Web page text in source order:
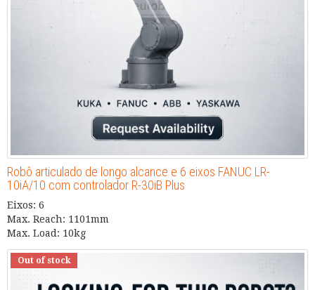
Robô articulado de longo alcance e 6 eixos FANUC LR-
10iA/10 com controlador R-30iB Plus
Eixos: 6
Max. Reach: 1101mm
Max. Load: 10kg
Out of stock